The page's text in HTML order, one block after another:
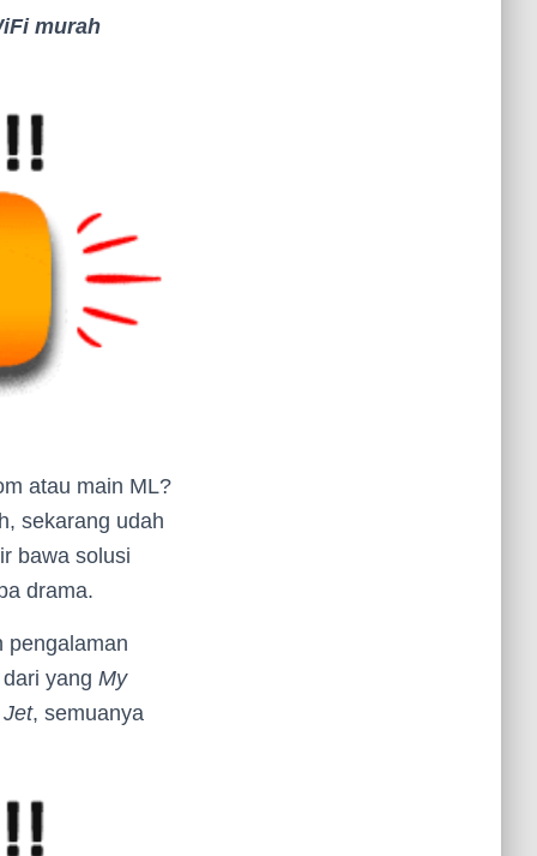
murah
atau main ML?
sekarang udah
bawa solusi
drama.
pengalaman
yang My
, semuanya